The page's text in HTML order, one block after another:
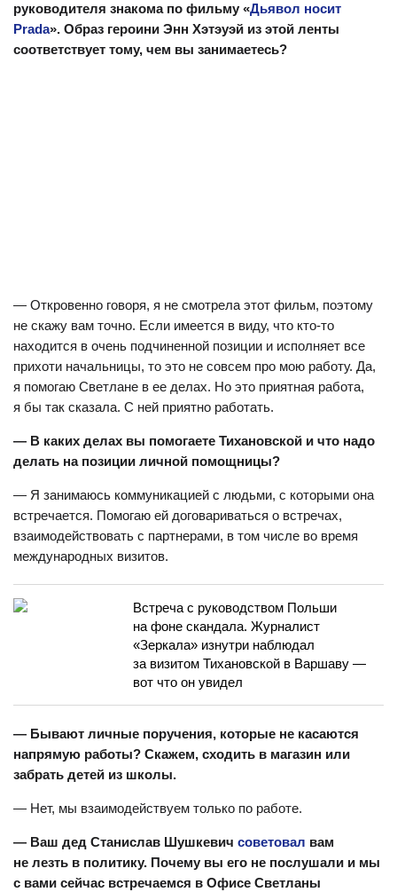
руководителя знакома по фильму «Дьявол носит
Prada». Образ героини Энн Хэтэуэй из этой ленты
соответствует тому, чем вы занимаетесь?
— Откровенно говоря, я не смотрела этот фильм, поэтому
не скажу вам точно. Если имеется в виду, что кто-то
находится в очень подчиненной позиции и исполняет все
прихоти начальницы, то это не совсем про мою работу. Да,
я помогаю Светлане в ее делах. Но это приятная работа,
я бы так сказала. С ней приятно работать.
— В каких делах вы помогаете Тихановской и что надо
делать на позиции личной помощницы?
— Я занимаюсь коммуникацией с людьми, с которыми она
встречается. Помогаю ей договариваться о встречах,
взаимодействовать с партнерами, в том числе во время
международных визитов.
Встреча с руководством Польши
на фоне скандала. Журналист
«Зеркала» изнутри наблюдал
за визитом Тихановской в Варшаву —
вот что он увидел
— Бывают личные поручения, которые не касаются
напрямую работы? Скажем, сходить в магазин или
забрать детей из школы.
— Нет, мы взаимодействуем только по работе.
— Ваш дед Станислав Шушкевич советовал вам
не лезть в политику. Почему вы его не послушали и мы
с вами сейчас встречаемся в Офисе Светланы